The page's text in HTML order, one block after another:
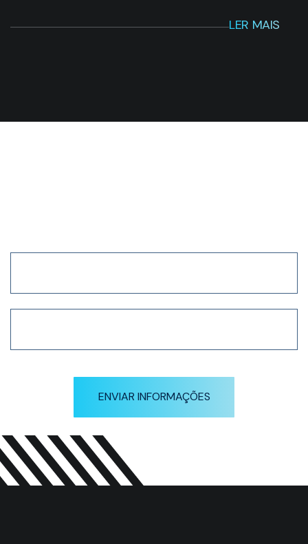
LER MAIS
ENVIAR INFORMAÇÕES